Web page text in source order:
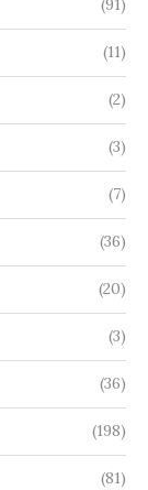
(91)
(11)
(2)
(3)
(7)
(36)
(20)
(3)
(36)
(198)
(81)